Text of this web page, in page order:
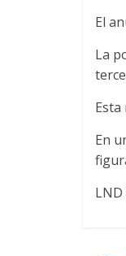
El
La
En
LND